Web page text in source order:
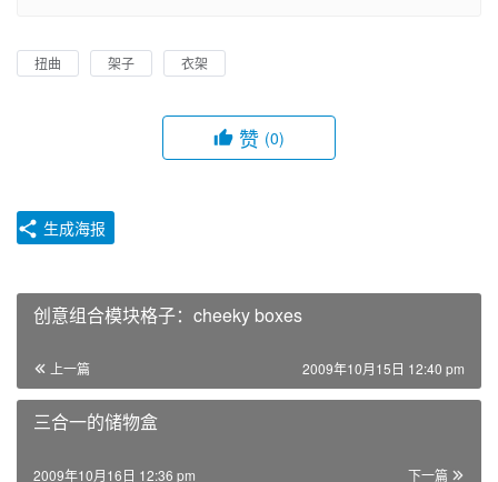
扭曲 架子 衣架
赞 (0)
生成海报
创意组合模块格子：cheeky boxes
上一篇 2009年10月15日 12:40 pm
三合一的储物盒
下一篇
2009年10月16日 12:36 pm